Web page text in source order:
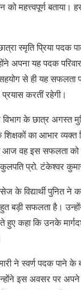
को महत्त्वपूर्ण
स्मृति प्रिया पदक
अपना यह पदक
से ही यह सफलता
प्रयास करतीं रहेगी।
विभाग के छात्र अगस्त
शिक्षकों का आभार
आज वह इस सफलता को
कुलपति प्रो. टंकेश्वर
के विद्यार्थी पुनित
बड़ी सफलता है।
हुए कहा कि उनके
ने स्वर्ण पदक पाने के
इस अवसर पर